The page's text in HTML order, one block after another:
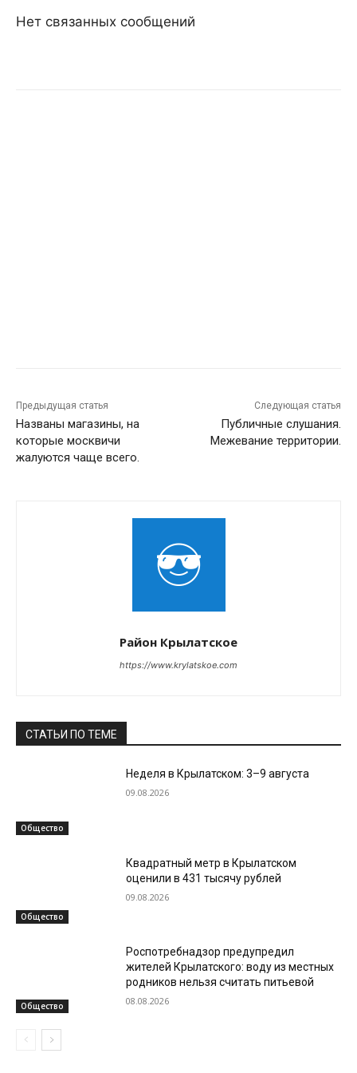
Нет связанных сообщений
Предыдущая статья
Названы магазины, на
которые москвичи
жалуются чаще всего.
Следующая статья
Публичные слушания.
Межевание территории.
Район Крылатское
https://www.krylatskoe.com
СТАТЬИ ПО ТЕМЕ
Общество
Неделя в Крылатском: 3–9 августа
09.08.2026
Общество
Квадратный метр в Крылатском
оценили в 431 тысячу рублей
09.08.2026
Общество
Роспотребнадзор предупредил
жителей Крылатского: воду из местных
родников нельзя считать питьевой
08.08.2026